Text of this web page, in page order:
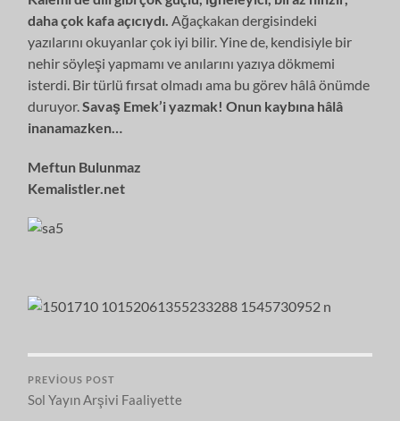
daha çok kafa açıcıydı. Ağaçkakan dergisindeki
yazılarını okuyanlar çok iyi bilir. Yine de, kendisiyle bir
nehir söyleşi yapmamı ve anılarını yazıya dökmemi
isterdi. Bir türlü fırsat olmadı ama bu görev hâlâ önümde
duruyor.Savaş Emek’i yazmak! Onun kaybına hâlâ
inanamazken…
Meftun Bulunmaz
Kemalistler.net
PREVIOUS POST
Sol Yayın Arşivi Faaliyette